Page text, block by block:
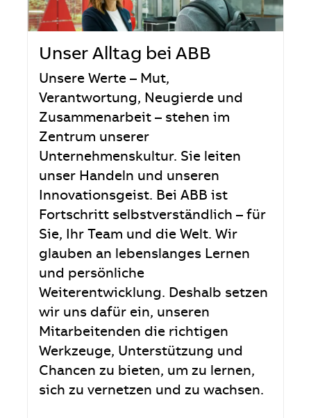
Unser Alltag bei ABB
Unsere Werte – Mut,
Verantwortung, Neugierde und
Zusammenarbeit – stehen im
Zentrum unserer
Unternehmenskultur. Sie leiten
unser Handeln und unseren
Innovationsgeist. Bei ABB ist
Fortschritt selbstverständlich – für
Sie, Ihr Team und die Welt. Wir
glauben an lebenslanges Lernen
und persönliche
Weiterentwicklung. Deshalb setzen
wir uns dafür ein, unseren
Mitarbeitenden die richtigen
Werkzeuge, Unterstützung und
Chancen zu bieten, um zu lernen,
sich zu vernetzen und zu wachsen.